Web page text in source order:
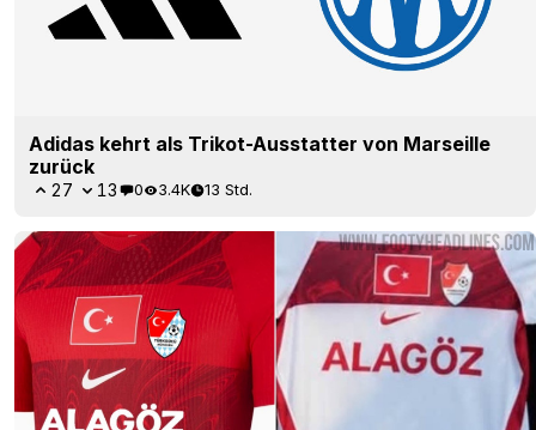
Adidas kehrt als Trikot-Ausstatter von Marseille
zurück
27 13 0 3.4K 13 Std.